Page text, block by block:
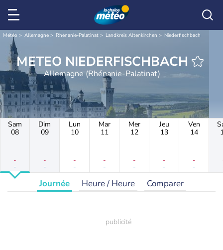
Météo Allemagne Rhénanie-Palatinat Landkreis Altenkirchen Niederfischbach
METEO NIEDERFISCHBACH
Allemagne (Rhénanie-Palatinat)
Sam
08
-
-
Dim
09
-
-
Lun
10
-
-
Mar
11
-
-
Mer
12
-
-
Jeu
13
-
-
Ven
14
-
-
Journée Heure / Heure Comparer